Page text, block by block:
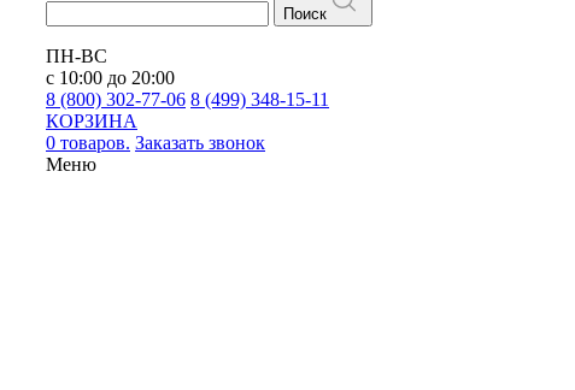
Поиск
ПН-ВС
с 10:00 до 20:00
8 (800) 302-77-06 8 (499) 348-15-11
КОРЗИНА
0 товаров. Заказать звонок
Меню